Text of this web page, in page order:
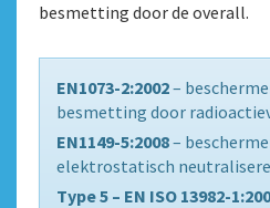
besmetting door de overall.
EN1073-2:2002–
besmetting door
EN1149-5:2008–
elektrostatisch
Type 5 – EN ISO 13982-